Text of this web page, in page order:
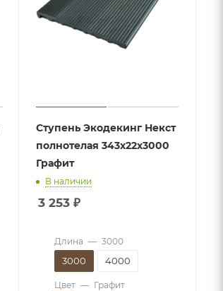
Ступень Экодекинг Некст
полнотелая 343х22х3000
Графит
В наличии
3 253₽
Длина — 3000
3000 4000
Цвет — Графит